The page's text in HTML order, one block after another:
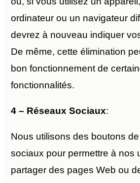
ordinateur ou un navigateur
devrez à nouveau indiquer
De même, cette élimination
bon fonctionnement de
fonctionnalités.
4 – Réseaux Sociaux:
Nous utilisons des boutons
sociaux pour permettre à nos
partager des pages Web ou